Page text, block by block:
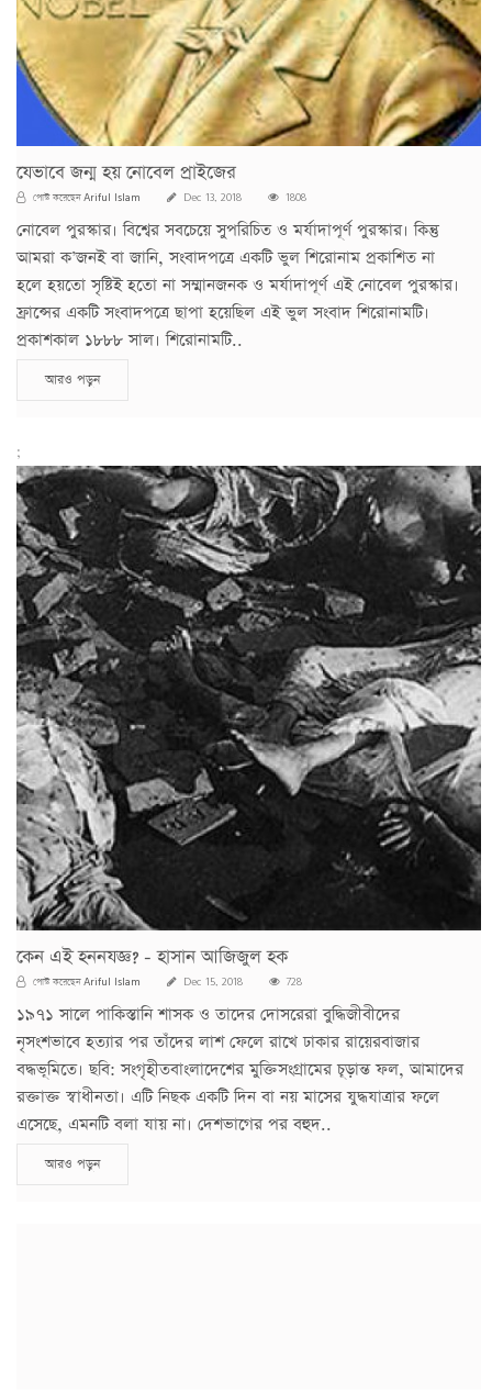
যেভাবে জন্ম হয় নোবেল প্রাইজের
পোস্ট করেছেনAriful Islam Dec 13, 2018 1808
নোবেল পুরস্কার। বিশ্বের সবচেয়ে সুপরিচিত ও মর্যাদাপূর্ণ পুরস্কার। কিন্তু
আমরা ক’জনই বা জানি, সংবাদপত্রে একটি ভুল শিরোনাম প্রকাশিত না
হলে হয়তো সৃষ্টিই হতো না সম্মানজনক ও মর্যাদাপূর্ণ এই নোবেল পুরস্কার।
ফ্রান্সের একটি সংবাদপত্রে ছাপা হয়েছিল এই ভুল সংবাদ শিরোনামটি।
প্রকাশকাল ১৮৮৮ সাল। শিরোনামটি..
আরও পড়ুন
;
কেন এই হননযজ্ঞ? - হাসান আজিজুল হক
পোস্ট করেছেনAriful Islam Dec 15, 2018 728
১৯৭১ সালে পাকিস্তানি শাসক ও তাদের দোসরেরা বুদ্ধিজীবীদের
নৃসংশভাবে হত্যার পর তাঁদের লাশ ফেলে রাখে ঢাকার রায়েরবাজার
বদ্ধভূমিতে। ছবি: সংগৃহীতবাংলাদেশের মুক্তিসংগ্রামের চূড়ান্ত ফল, আমাদের
রক্তাক্ত স্বাধীনতা। এটি নিছক একটি দিন বা নয় মাসের যুদ্ধযাত্রার ফলে
এসেছে, এমনটি বলা যায় না। দেশভাগের পর বহুদ..
আরও পড়ুন